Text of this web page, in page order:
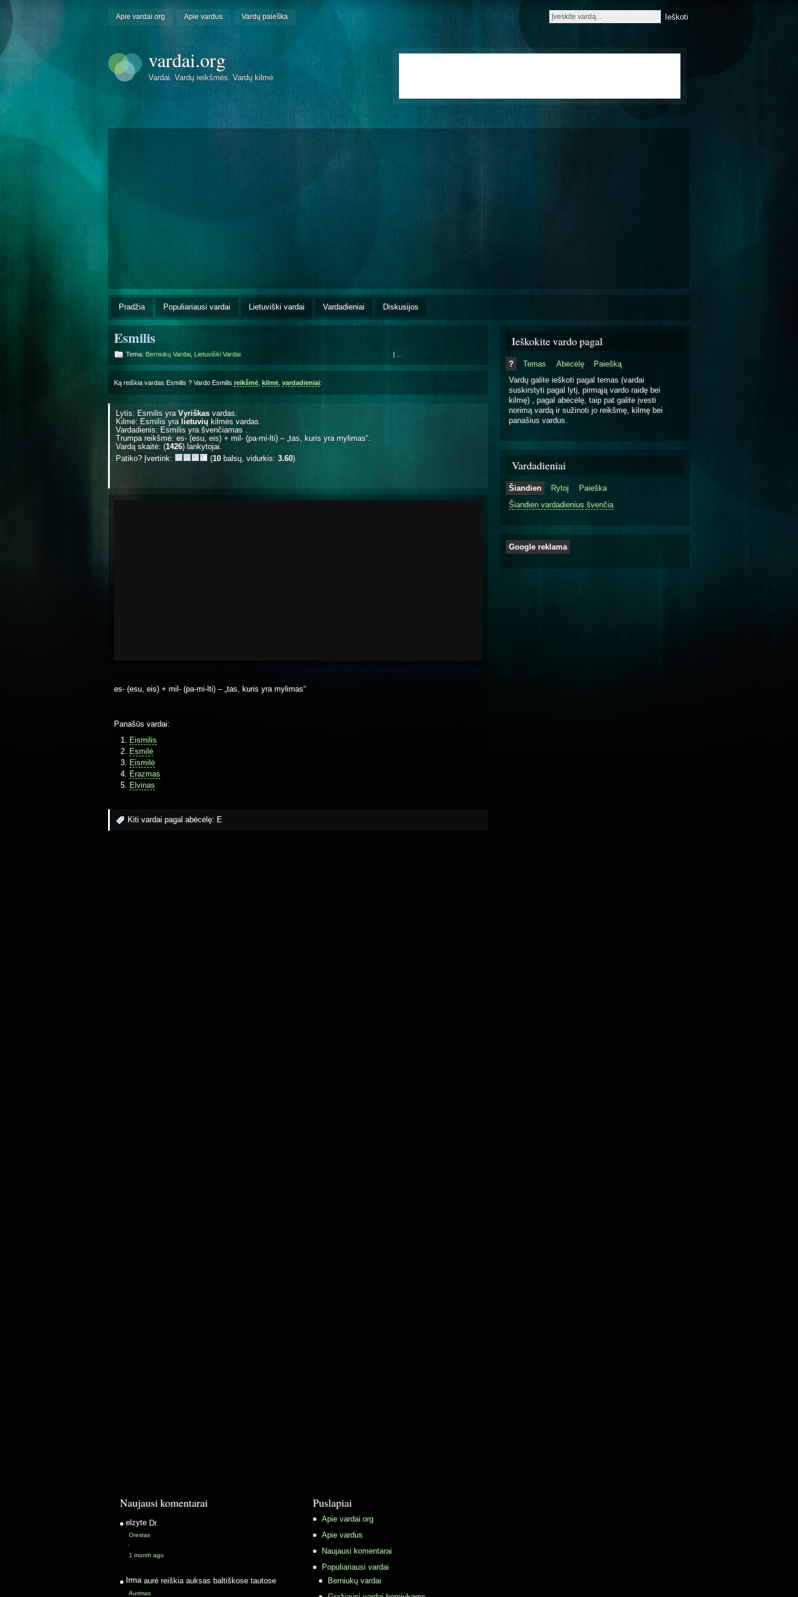
Apie vardai.org Apie vardus Vardų paieška
vardai.org
Vardai. Vardų reikšmės. Vardų kilmė.
Pradžia Populiariausi vardai Lietuviški vardai Vardadieniai Diskusijos
Esmilis
Tema: Berniukų Vardai Lietuviški Vardai |
Ką reiškia vardas Esmilis ? Vardo Esmilis reikšmė kilmė vardadieniai:
Lytis: Esmilis yra Vyriškas vardas.
Kilmė: Esmilis yra lietuvių kilmės vardas.
Vardadienis: Esmilis yra švenčiamas
Trumpa reikšmė: es- (esu, eis) + mil- (pa-mi-lti) – „tas, kuris yra mylimas“.
Vardą skaitė: (1426) lankytojai.
Patiko? Įvertink:
(10 balsų, vidurkis: 3.60)
es- (esu, eis) + mil- (pa-mi-lti) – „tas, kuris yra mylimas“
Panašūs vardai:
Eismilis
Esmilė
Eismilė
Erazmas
Elvinas
Kiti vardai pagal abėcėlę: E
Ieškokite vardo pagal
? Temas Abėcėlę
Paiešką
Vardų galite ieškoti pagal temas (vardai
suskirstyti pagal lytį, pirmąją vardo raidę bei
kilmę) , pagal abėcėlę, taip pat galite įvesti
norimą vardą ir sužinoti jo reikšmę, kilmę bei
panašius vardus.
Vardadieniai
Šiandien Rytoj
Paieška
Šiandien vardadienius švenčia
Google reklama
Naujausi komentarai
elzyte Dr.
Orestas
·
1 month ago
Irma aurė reiškia auksas baltiškose tautose
Aurimas
Puslapiai
Apie vardai.org
Apie vardus
Naujausi komentarai
Populiariausi vardai
Berniukų vardai